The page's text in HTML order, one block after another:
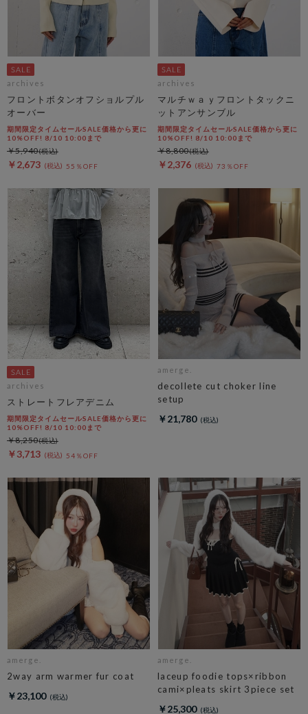
archives
フロントボタンオフショルプル
オーバー
期間限定タイムセールSALE価格から更に
10%OFF! 8/10 10:00まで
￥2,673 55％OFF
￥5,940
archives
マルチｗａｙフロントタックニ
ットアンサンブル
期間限定タイムセールSALE価格から更に
10%OFF! 8/10 10:00まで
￥2,376 73％OFF
￥8,800
archives
ストレートフレアデニム
期間限定タイムセールSALE価格から更に
10%OFF! 8/10 10:00まで
￥3,713 54％OFF
￥8,250
amerge.
decollete cut choker line
setup
￥21,780
amerge.
2way arm warmer fur coat
￥23,100
amerge.
laceup foodie tops×ribbon
cami×pleats skirt 3piece set
￥25,300